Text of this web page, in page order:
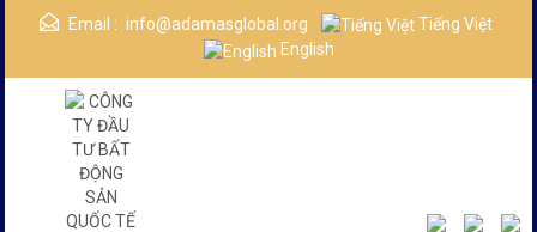
Email : info@adamasglobal.org
Tiếng Việt
English